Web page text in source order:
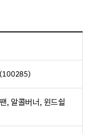
, 알콜버너, 윈드쉴